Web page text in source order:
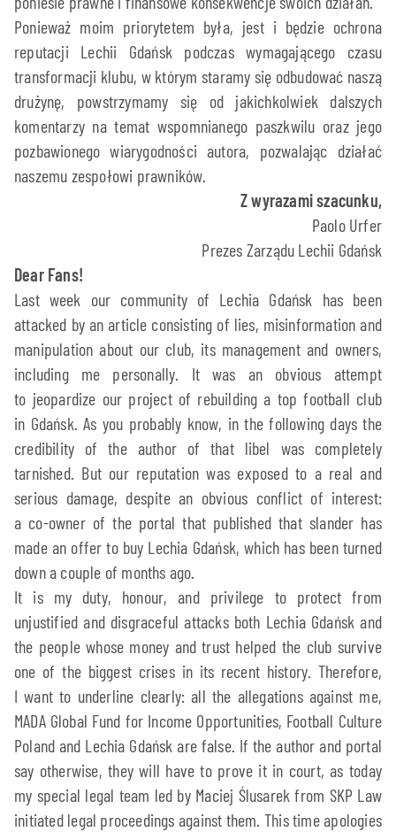
Ponieważ moim priorytetem była, jest i będzie ochrona
reputacji Lechii Gdańsk podczas wymagającego czasu
transformacji klubu, w którym staramy się odbudować naszą
drużynę, powstrzymamy się od jakichkolwiek dalszych
komentarzy na temat wspomnianego paszkwilu oraz jego
pozbawionego wiarygodności autora, pozwalając działać
naszemu zespołowi prawników.
Z wyrazami szacunku,
Paolo Urfer
Prezes Zarządu Lechii Gdańsk
Dear Fans!
Last week our community of Lechia Gdańsk has been
attacked by an article consisting of lies, misinformation and
manipulation about our club, its management and owners,
including me personally. It was an obvious attempt
to jeopardize our project of rebuilding a top football club
in Gdańsk. As you probably know, in the following days the
credibility of the author of that libel was completely
tarnished. But our reputation was exposed to a real and
serious damage, despite an obvious conflict of interest:
a co-owner of the portal that published that slander has
made an offer to buy Lechia Gdańsk, which has been turned
down a couple of months ago.
It is my duty, honour, and privilege to protect from
unjustified and disgraceful attacks both Lechia Gdańsk and
the people whose money and trust helped the club survive
one of the biggest crises in its recent history. Therefore,
I want to underline clearly: all the allegations against me,
MADA Global Fund for Income Opportunities, Football Culture
Poland and Lechia Gdańsk are false. If the author and portal
say otherwise, they will have to prove it in court, as today
my special legal team led by Maciej Ślusarek from SKP Law
initiated legal proceedings against them. This time apologies